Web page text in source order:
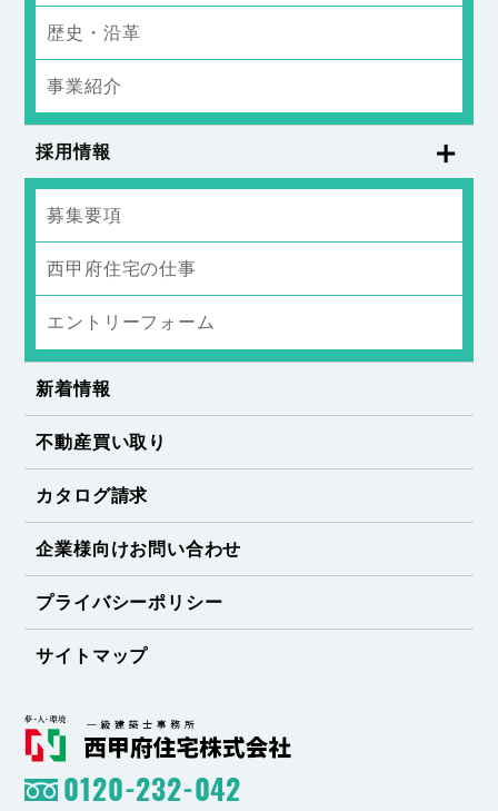
歴史・沿革
事業紹介
採用情報
募集要項
西甲府住宅の仕事
エントリーフォーム
新着情報
不動産買い取り
カタログ請求
企業様向けお問い合わせ
プライバシーポリシー
サイトマップ
0120-232-042